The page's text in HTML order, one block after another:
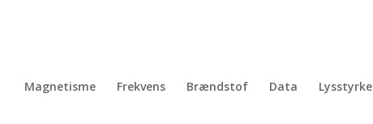
Magnetisme Frekvens Brændstof Data Lysstyrke